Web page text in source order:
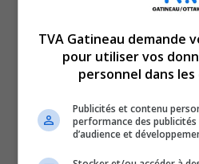
d’Aumond circulait à 132
50 km/h sur la route 107, à
Pour son grand excès de
d’infraction de 1 618 $ et 18
En plus de se faire suspendre
sept jours, l’homme se fera
TVA Gatineau demande
pour utiliser vos
personnel dans les
Publicités et contenu
performance des
d’audience et